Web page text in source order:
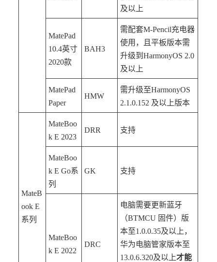
及以上
MatePad
10.4英寸
2020款
BAH3
需配套M-Pencil充电器
使用，且平板版本需
升级到HarmonyOS 2.0
及以上
MatePad
Paper
HMW
需升级至HarmonyOS
2.1.0.152 及以上版本
MateB
ook E
系列
MateBoo
k E 2023
DRR 支持
MateBoo
k E Go系
列
GK 支持
MateBoo
k E 2022
DRC
电脑需要更新蓝牙
（BTMCU 固件）版
本至1.0.0.35及以上，
华为电脑管家版本至
13.0.6.320及以上才能